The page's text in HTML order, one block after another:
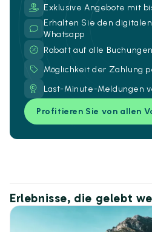
Exklusive Angebote mit
Erhalten Sie den
Whatsapp
Rabatt auf alle Buchungen
Möglichkeit der Zahlung
Last-Minute-Meldungen
Profitieren Sie von allen
Erlebnisse, die gelebt